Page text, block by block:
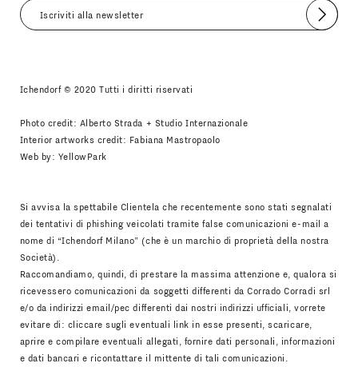
Invia
Ichendorf © 2020 Tutti i diritti riservati
Photo credit: Alberto Strada + Studio Internazionale
Interior artworks credit: Fabiana Mastropaolo
Web by: YellowPark
Si avvisa la spettabile Clientela che recentemente sono stati segnalati
dei tentativi di phishing veicolati tramite false comunicazioni e-mail a
nome di “Ichendorf Milano” (che è un marchio di proprietà della nostra
Società).
Raccomandiamo, quindi, di prestare la massima attenzione e, qualora si
ricevessero comunicazioni da soggetti differenti da Corrado Corradi srl
e/o da indirizzi email/pec differenti dai nostri indirizzi ufficiali, vorrete
evitare di: cliccare sugli eventuali link in esse presenti, scaricare,
aprire e compilare eventuali allegati, fornire dati personali, informazioni
e dati bancari e ricontattare il mittente di tali comunicazioni.